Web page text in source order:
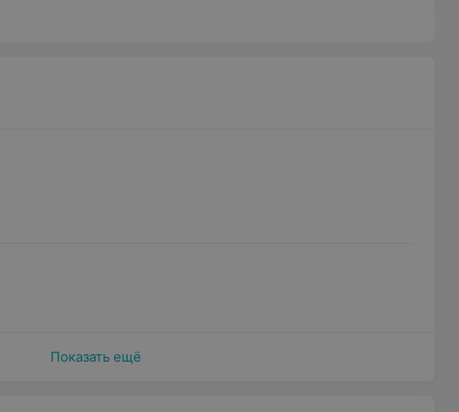
Показать ещё